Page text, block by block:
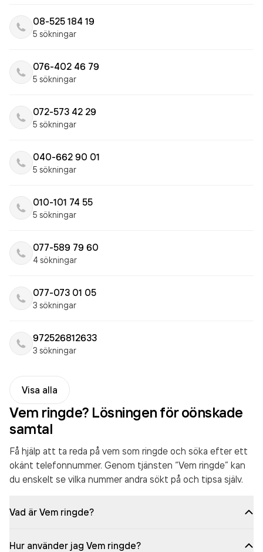
08-525 184 19
5 sökningar
076-402 46 79
5 sökningar
072-573 42 29
5 sökningar
040-662 90 01
5 sökningar
010-101 74 55
5 sökningar
077-589 79 60
4 sökningar
077-073 01 05
3 sökningar
972526812633
3 sökningar
Visa alla
Vem ringde? Lösningen för oönskade
samtal
Få hjälp att ta reda på vem som ringde och söka efter ett
okänt telefonnummer. Genom tjänsten “Vem ringde” kan
du enskelt se vilka nummer andra sökt på och tipsa själv.
Vad är Vem ringde?
Hur använder jag Vem ringde?